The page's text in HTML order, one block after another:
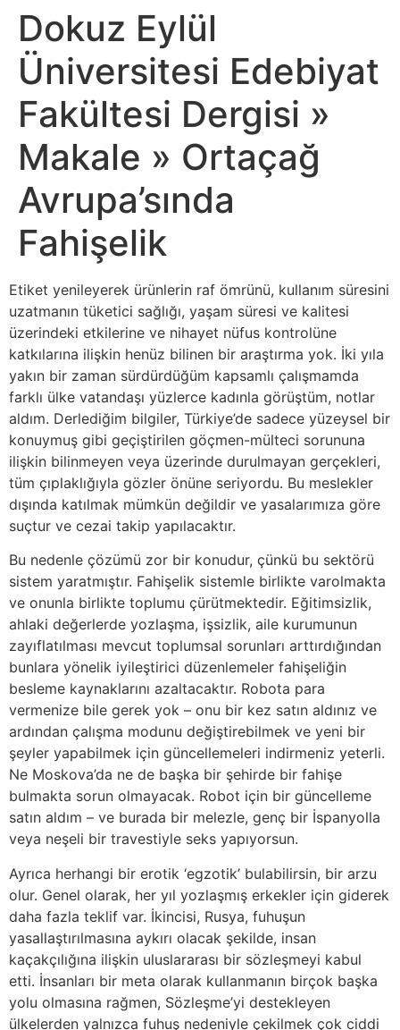
Dokuz Eylül
Üniversitesi Edebiyat
Fakültesi Dergisi »
Makale » Ortaçağ
Avrupa’sında
Fahişelik
Etiket yenileyerek ürünlerin raf ömrünü, kullanım süresini
uzatmanın tüketici sağlığı, yaşam süresi ve kalitesi
üzerindeki etkilerine ve nihayet nüfus kontrolüne
katkılarına ilişkin henüz bilinen bir araştırma yok. İki yıla
yakın bir zaman sürdürdüğüm kapsamlı çalışmamda
farklı ülke vatandaşı yüzlerce kadınla görüştüm, notlar
aldım. Derlediğim bilgiler, Türkiye’de sadece yüzeysel bir
konuymuş gibi geçiştirilen göçmen-mülteci sorununa
ilişkin bilinmeyen veya üzerinde durulmayan gerçekleri,
tüm çıplaklığıyla gözler önüne seriyordu. Bu meslekler
dışında katılmak mümkün değildir ve yasalarımıza göre
suçtur ve cezai takip yapılacaktır.
Bu nedenle çözümü zor bir konudur, çünkü bu sektörü
sistem yaratmıştır. Fahişelik sistemle birlikte varolmakta
ve onunla birlikte toplumu çürütmektedir. Eğitimsizlik,
ahlaki değerlerde yozlaşma, işsizlik, aile kurumunun
zayıflatılması mevcut toplumsal sorunları arttırdığından
bunlara yönelik iyileştirici düzenlemeler fahişeliğin
besleme kaynaklarını azaltacaktır. Robota para
vermenize bile gerek yok – onu bir kez satın aldınız ve
ardından çalışma modunu değiştirebilmek ve yeni bir
şeyler yapabilmek için güncellemeleri indirmeniz yeterli.
Ne Moskova’da ne de başka bir şehirde bir fahişe
bulmakta sorun olmayacak. Robot için bir güncelleme
satın aldım – ve burada bir melezle, genç bir İspanyolla
veya neşeli bir travestiyle seks yapıyorsun.
Ayrıca herhangi bir erotik ‘egzotik’ bulabilirsin, bir arzu
olur. Genel olarak, her yıl yozlaşmış erkekler için giderek
daha fazla teklif var. İkincisi, Rusya, fuhuşun
yasallaştırılmasına aykırı olacak şekilde, insan
kaçakçılığına ilişkin uluslararası bir sözleşmeyi kabul
etti. İnsanları bir meta olarak kullanmanın birçok başka
yolu olmasına rağmen, Sözleşme’yi destekleyen
ülkelerden yalnızca fuhuş nedeniyle çekilmek çok ciddi